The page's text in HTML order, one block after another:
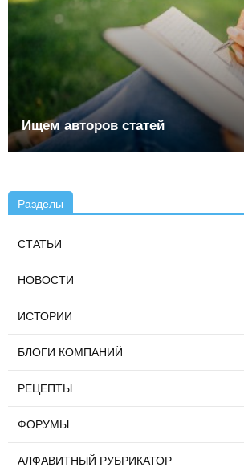
Ищем авторов статей
Разделы
СТАТЬИ
НОВОСТИ
ИСТОРИИ
БЛОГИ КОМПАНИЙ
РЕЦЕПТЫ
ФОРУМЫ
АЛФАВИТНЫЙ РУБРИКАТОР